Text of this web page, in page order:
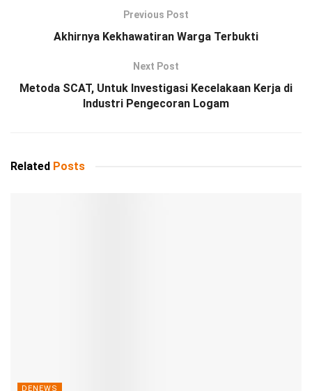
Previous Post
Akhirnya Kekhawatiran Warga Terbukti
Next Post
Metoda SCAT, Untuk Investigasi Kecelakaan Kerja di
Industri Pengecoran Logam
Related Posts
DENEWS